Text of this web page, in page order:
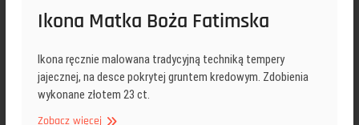
Ikona Matka Boża Fatimska
Ikona ręcznie malowana tradycyjną techniką tempery
jajecznej, na desce pokrytej gruntem kredowym. Zdobienia
wykonane złotem 23 ct.
Zobacz więcejIkona